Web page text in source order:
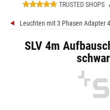
TRUSTED SHOPS
Leuchten mit 3 Phasen Adapter
SLV 4m